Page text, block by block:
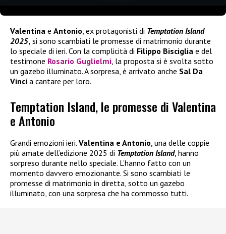
Valentina e Antonio , ex protagonisti di Temptation Island
2025, si sono scambiati le promesse di matrimonio durante
lo speciale di ieri. Con la complicità di Filippo Bisciglia e del
testimone Rosario Guglielmi , la proposta si è svolta sotto
un gazebo illuminato. A sorpresa, è arrivato anche Sal Da
Vinci a cantare per loro.
Temptation Island, le promesse di Valentina
e Antonio
Grandi emozioni ieri. Valentina e Antonio, una delle coppie
più amate dell’edizione 2025 di Temptation Island, hanno
sorpreso durante nello speciale. L’hanno fatto con un
momento davvero emozionante. Si sono scambiati le
promesse di matrimonio in diretta, sotto un gazebo
illuminato, con una sorpresa che ha commosso tutti.